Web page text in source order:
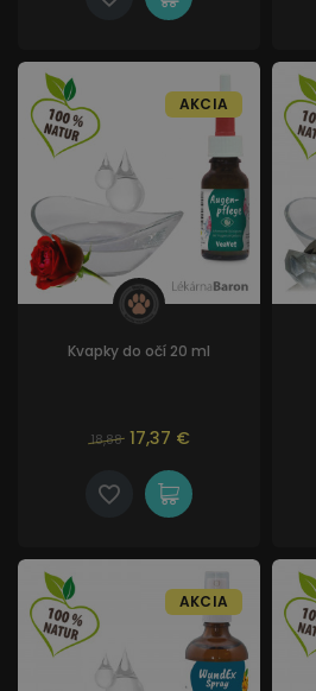
Kvapky do očí 20 ml
18,88 17,37 €
AKCIA
AKCIA